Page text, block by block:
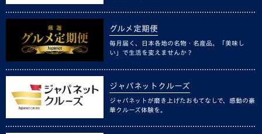
グルメ定期便
毎月届く、日本各地の名物・名産品。「美味し
い」で生活を変えませんか？
ジャパネットクルーズ
ジャパネットが磨き上げたおもてなしで、感動の豪
華クルーズ体験を。